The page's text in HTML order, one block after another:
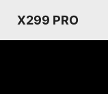
X299 PRO